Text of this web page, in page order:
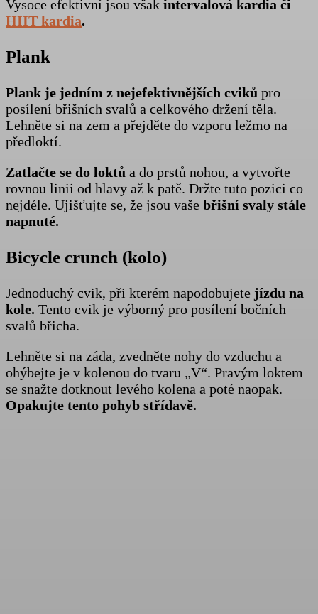
Vysoce efektivní jsou však intervalová kardia či
HIIT kardia.
Plank
Plank je jedním z nejefektivnějších cviků pro
posílení břišních svalů a celkového držení těla.
Lehněte si na zem a přejděte do vzporu ležmo na
předloktí.
Zatlačte se do loktů a do prstů nohou, a vytvořte
rovnou linii od hlavy až k patě. Držte tuto pozici co
nejdéle. Ujišťujte se, že jsou vaše břišní svaly stále
napnuté.
Bicycle crunch (kolo)
Jednoduchý cvik, při kterém napodobujete jízdu na
kole. Tento cvik je výborný pro posílení bočních
svalů břicha.
Lehněte si na záda, zvedněte nohy do vzduchu a
ohýbejte je v kolenou do tvaru „V“. Pravým loktem
se snažte dotknout levého kolena a poté naopak.
Opakujte tento pohyb střídavě.